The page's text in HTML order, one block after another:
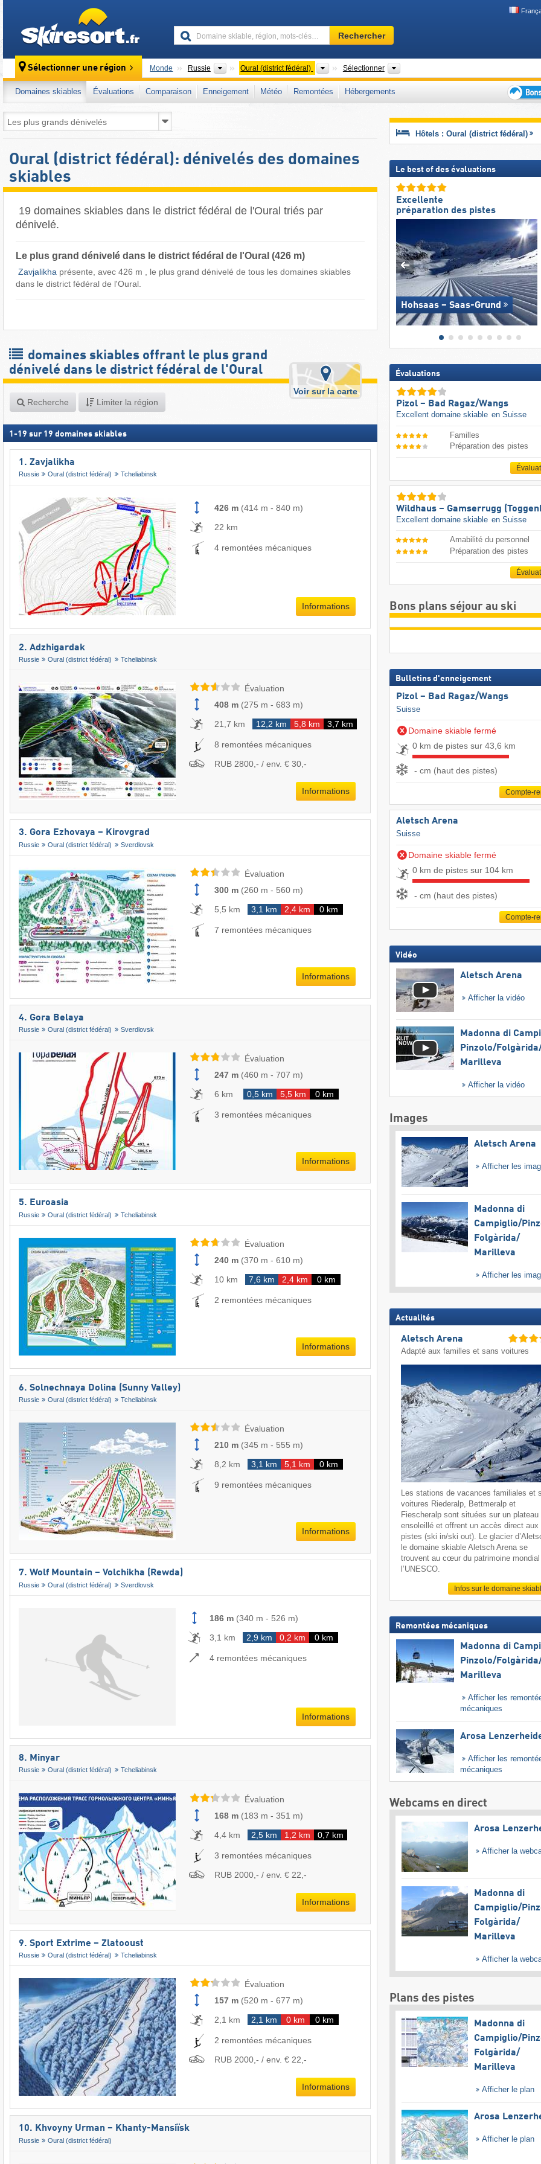
Domaine
skiable,
mots-
clés…
Rechercher
Sélectionner une région Monde Russie PaysOural (district fédéral) Districts fédéraux
Sélectionner
Domaines skiables Évaluations Comparaison Enneigement Météo Remontées
Hébergements
plans
séjour
Oural (district fédéral): dénivelés des domaines
skiables
​ 19 domaines skiables dans le district fédéral de l'Oural triés par
dénivelé.
Le plus grand dénivelé dans le district fédéral de l'Oural (426 m)
Zavjalikha présente, avec 426 m , le plus grand dénivelé de tous les domaines skiables
dans le district fédéral de l'Oural.
domaines skiables offrant le plus grand
dénivelé dans le district fédéral de l'Oural
Recherche Limiter la région
Voir sur la carte
1 -19 sur 19 domaines skiables
1. Zavjalikha
Russie Oural (district fédéral) Tcheliabinsk
426 m (414 m - 840 m)
22 km
4 remontées mécaniques
Informations
2. Adzhigardak
Russie Oural (district fédéral) Tcheliabinsk
Évaluation
408 m (275 m - 683 m)
21,7 km
12,2 km 5,8 km 3,7 km
8 remontées mécaniques
RUB 2800,- / env. € 30,-
Informations
3. Gora Ezhovaya – Kirovgrad
Russie Oural (district fédéral) Sverdlovsk
Évaluation
300 m (260 m - 560 m)
5,5 km
3,1 km 2,4 km 0 km
7 remontées mécaniques
Informations
4. Gora Belaya
Russie Oural (district fédéral) Sverdlovsk
Évaluation
247 m (460 m - 707 m)
6 km
0,5 km 5,5 km 0 km
3 remontées mécaniques
Informations
5. Euroasia
Russie Oural (district fédéral) Tcheliabinsk
Évaluation
240 m (370 m - 610 m)
10 km
7,6 km 2,4 km 0 km
2 remontées mécaniques
Informations
6. Solnechnaya Dolina (Sunny Valley)
Russie Oural (district fédéral) Tcheliabinsk
Évaluation
210 m (345 m - 555 m)
8,2 km
3,1 km 5,1 km 0 km
9 remontées mécaniques
Informations
7. Wolf Mountain – Volchikha (Rewda)
Russie Oural (district fédéral) Sverdlovsk
186 m (340 m - 526 m)
3,1 km
2,9 km 0,2 km 0 km
4 remontées mécaniques
Informations
8. Minyar
Russie Oural (district fédéral) Tcheliabinsk
Évaluation
168 m (183 m - 351 m)
4,4 km
2,5 km 1,2 km 0,7 km
3 remontées mécaniques
RUB 2000,- / env. € 22,-
Informations
9. Sport Extrime – Zlatooust
Russie Oural (district fédéral) Tcheliabinsk
Évaluation
157 m (520 m - 677 m)
2,1 km
2,1 km 0 km 0 km
2 remontées mécaniques
RUB 2000,- / env. € 22,-
Informations
10. Khvoyny Urman – Khanty-Mansiïsk
Russie Oural (district fédéral)
Hôtels : Oural (district fédéral)
Le best of des évaluations
Excellente
préparation des pistes
Hohsaas – Saas-Grund
Évaluations
Pizol – Bad Ragaz/​Wangs
Excellent domaine skiable en Suisse
Familles
Préparation des pistes
Wildhaus – Gamserrugg
Excellent domaine skiable en Suisse
Amabilité du personnel
Préparation des pistes
Bons plans séjour au ski
Bulletins d'enneigement
Pizol – Bad Ragaz/​Wangs
Suisse
Domaine skiable fermé
0 km de pistes sur 43,6 km
- cm (haut des pistes)
Compte-
Aletsch Arena
Suisse
Domaine skiable fermé
0 km de pistes sur 104 km
- cm (haut des pistes)
Compte-
Vidéo
Aletsch Arena
Afficher la vidéo
Madonna di
Pinzolo/​
Marilleva
Afficher la vidéo
Images
Aletsch Arena
Afficher les
Madonna di
Campiglio/​
Folgàrida/​
Marilleva
Afficher les
Actualités
Aletsch Arena
Adapté aux familles et sans voitures
Les stations de vacances familiales et
voitures Riederalp, Bettmeralp et
Fiescheralp sont situées sur un plateau
ensoleillé et offrent un accès direct aux
pistes (ski in/ski out). Le glacier
le domaine skiable Aletsch Arena se
trouvent au cœur du patrimoine
l’UNESCO.
Infos sur le domaine
Remontées mécaniques
Madonna di
Pinzolo/​
Marilleva
Afficher les
mécaniques
Arosa
Afficher les
mécaniques
Webcams en direct
Arosa
Afficher la
Madonna di
Campiglio/​
Folgàrida/​
Marilleva
Afficher la
Plans des pistes
Madonna di
Campiglio/​
Folgàrida/​
Marilleva
Afficher le plan
Arosa
Afficher le plan